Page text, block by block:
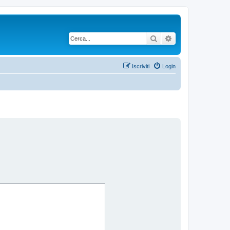
Cerca
Login
Iscriviti